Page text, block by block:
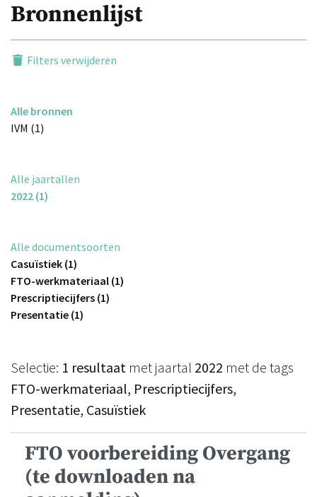
Bronnenlijst
Filters verwijderen
Alle bronnen
IVM (1)
Alle jaartallen
2022 (1)
Alle documentsoorten
Casuïstiek (1)
FTO-werkmateriaal (1)
Prescriptiecijfers (1)
Presentatie (1)
Selectie: 1 resultaat met jaartal 2022 met de tags
FTO-werkmateriaal, Prescriptiecijfers,
Presentatie, Casuïstiek
FTO voorbereiding Overgang
(te downloaden na